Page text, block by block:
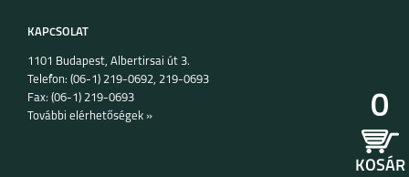
IPHONE 15 IPHONE 14 PRO MAX
KAPCSOLAT
1101 Budapest, Albertirsai út 3.
Telefon: (06-1) 219-0692, 219-0693
Fax: (06-1) 219-0693
További elérhetőségek »
0
KOSÁR